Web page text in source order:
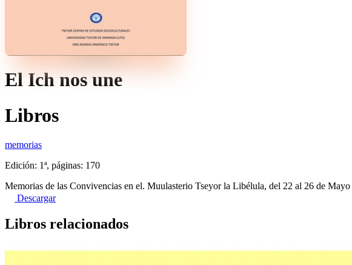
El Ich nos une
Libros
memorias
Edición: 1ª, páginas: 170
Memorias de las Convivencias en el. Muulasterio Tseyor la Libélula, del 22 al 26 de Mayo
Descargar
Libros relacionados